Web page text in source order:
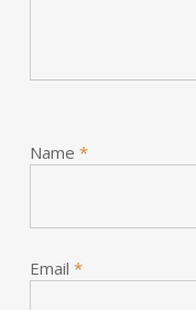
Name *
Email *